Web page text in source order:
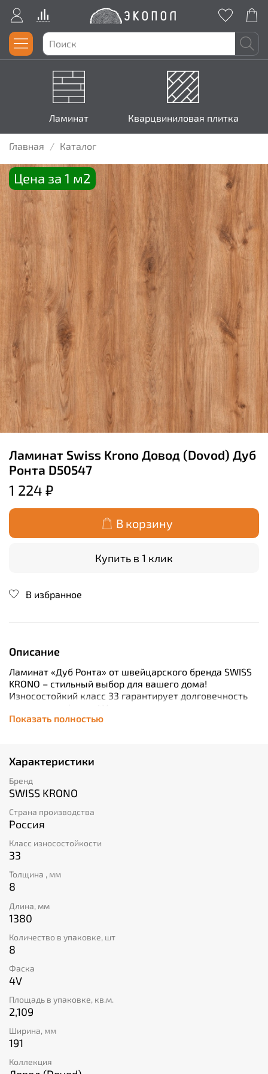
Ламинат Кварцвиниловая плитка
Главная Каталог
Цена за 1 м2
Ламинат Swiss Krono Довод (Dovod) Дуб
Ронта D50547
1 224 ₽
В корзину
Купить в 1 клик
В избранное
Описание
Ламинат «Дуб Ронта» от швейцарского бренда SWISS
KRONO – стильный выбор для вашего дома!
Износостойкий класс 33 гарантирует долговечность
покрытия, а фаска 4V придает поверхности
естественность и изысканность. Продукт произведен
обновить интерьер без лишних затрат времени и
средств. Подходит для жилых помещений,
обеспечивая комфорт и красоту долгие годы!
Показать полностью
Характеристики
Бренд
SWISS KRONO
Страна производства
Россия
Класс износостойкости
33
Толщина , мм
8
Длина, мм
1380
Количество в упаковке, шт
8
Фаска
4V
Площадь в упаковке, кв.м.
2,109
Ширина, мм
191
Коллекция